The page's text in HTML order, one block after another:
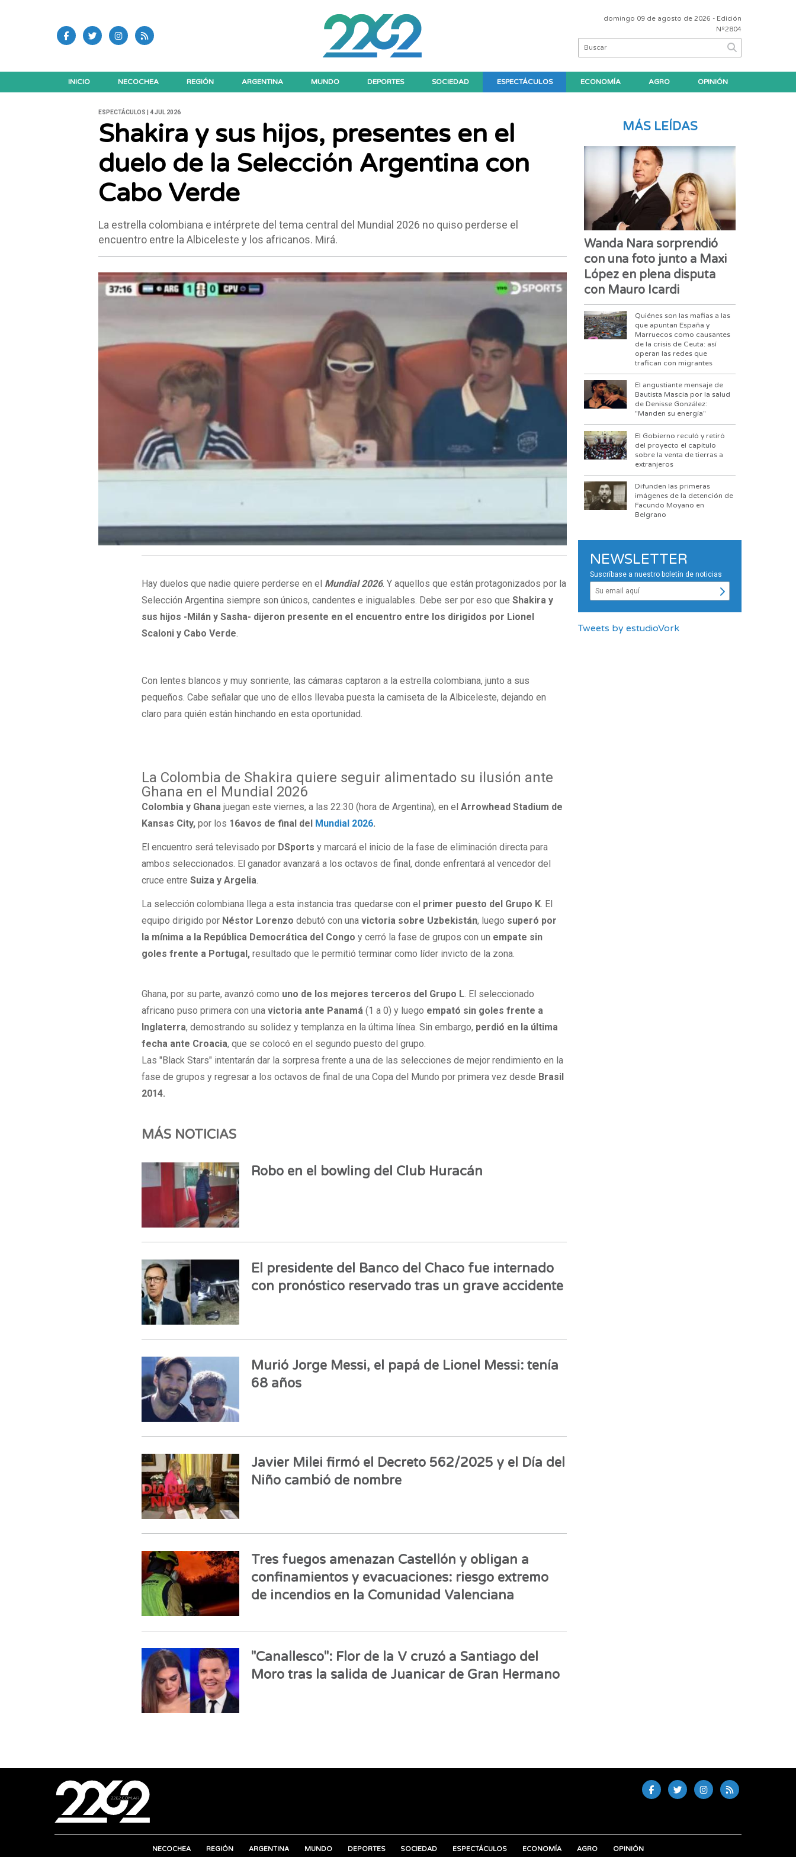
domingo 09 de agosto de 2026 - Edición
Nº2804
INICIO NECOCHEA REGIÓN ARGENTINA MUNDO DEPORTES SOCIEDAD ESPECTÁCULOS ECONOMÍA AGRO OPINIÓN
ESPECTÁCULOS | 4 JUL 2026
Shakira y sus hijos, presentes en el
duelo de la Selección Argentina con
Cabo Verde
La estrella colombiana e intérprete del tema central del Mundial 2026 no quiso perderse el
encuentro entre la Albiceleste y los africanos. Mirá.
Hay duelos que nadie quiere perderse en el Mundial 2026. Y aquellos que están protagonizados por la
Selección Argentina siempre son únicos, candentes e inigualables. Debe ser por eso queShakira y
sus hijos -Milán y Sasha- dijeron presente en el encuentro entre los dirigidos por Lionel
Scaloni y Cabo Verde.
Con lentes blancos y muy sonriente, las cámaras captaron a la estrella colombiana, junto a sus
pequeños. Cabe señalar que uno de ellos llevaba puesta la camiseta de la Albiceleste, dejando en
claro para quién están hinchando en esta oportunidad.
La Colombia de Shakira quiere seguir alimentado su ilusión ante
Ghana en el Mundial 2026
Colombia y Ghana juegan este viernes, a las 22:30 (hora de Argentina), en elArrowhead Stadium de
Kansas City, por los 16avos de final del Mundial 2026.
El encuentro será televisado por DSports y marcará el inicio de la fase de eliminación directa para
ambos seleccionados. El ganador avanzará a los octavos de final, donde enfrentará al vencedor del
cruce entreSuiza y Argelia
La selección colombiana llega a esta instancia tras quedarse con el primer puesto del Grupo K. El
equipo dirigido por Néstor Lorenzodebutó con una victoria sobre Uzbekistán, luego superó por
la mínima a la República Democrática del Congo y cerró la fase de grupos con un empate sin
goles frente a Portugal, resultado que le permitió terminar como líder invicto de la zona.
Ghana, por su parte, avanzó como uno de los mejores terceros del Grupo L. El seleccionado
africano puso primera con una victoria ante Panamá (1 a 0) y luego empató sin goles frente a
Inglaterra, demostrando su solidez y templanza en la última línea. Sin embargo, perdió en la última
fecha ante Croacia, que se colocó en el segundo puesto del grupo.
Las "Black Stars" intentarán dar la sorpresa frente a una de las selecciones de mejor rendimiento en la
fase de grupos y regresar a los octavos de final de una Copa del Mundo por primera vez desde Brasil
2014.
MÁS NOTICIAS
Robo en el bowling del Club Huracán
El presidente del Banco del Chaco fue internado
con pronóstico reservado tras un grave accidente
Murió Jorge Messi, el papá de Lionel Messi: tenía
68 años
Javier Milei firmó el Decreto 562/2025 y el Día del
Niño cambió de nombre
Tres fuegos amenazan Castellón y obligan a
confinamientos y evacuaciones: riesgo extremo
de incendios en la Comunidad Valenciana
"Canallesco": Flor de la V cruzó a Santiago del
Moro tras la salida de Juanicar de Gran Hermano
MÁS LEÍDAS
Wanda Nara sorprendió
con una foto junto a Maxi
López en plena disputa
con Mauro Icardi
Quiénes son las mafias a las
que apuntan España y
Marruecos como causantes
de la crisis de Ceuta: así
operan las redes que
trafican con migrantes
El angustiante mensaje de
Bautista Mascia por la salud
de Denisse González:
"Manden su energía"
El Gobierno reculó y retiró
del proyecto el capítulo
sobre la venta de tierras a
extranjeros
Difunden las primeras
imágenes de la detención de
Facundo Moyano en
Belgrano
NEWSLETTER
Suscríbase a nuestro boletín de noticias
Tweets by estudioVork
NECOCHEA REGIÓN ARGENTINA MUNDO DEPORTES SOCIEDAD ESPECTÁCULOS ECONOMÍA AGRO OPINIÓN